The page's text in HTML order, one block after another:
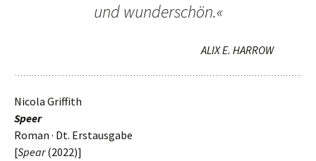
und wun­der­schön.«
ALIX E. HARROW
Nicola Griffith
Speer
Roman · Dt. Erstausgabe
[Spear(2022)]